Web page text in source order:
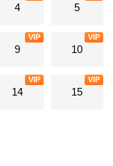
4 5
9
VIP
10
VIP
14
VIP
15
VIP